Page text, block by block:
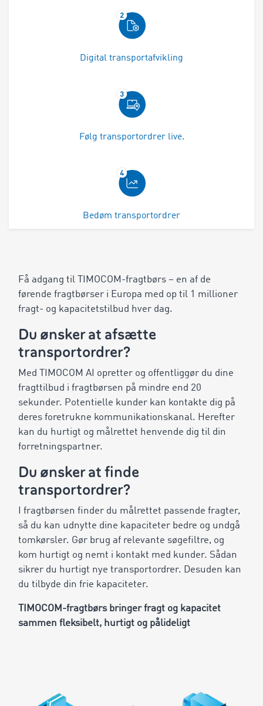
Digital transportafvikling
Følg transportordrer live.
Bedøm transportordrer
Få adgang til TIMOCOM-fragtbørs – en af de
førende fragtbørser i Europa med op til 1 millioner
fragt- og kapacitetstilbud hver dag.
Du ønsker at afsætte
transportordrer?
Med TIMOCOM AI opretter og offentliggør du dine
fragttilbud i fragtbørsen på mindre end 20
sekunder. Potentielle kunder kan kontakte dig på
deres foretrukne kommunikationskanal. Herefter
kan du hurtigt og målrettet henvende dig til din
forretningspartner.
Du ønsker at finde
transportordrer?
I fragtbørsen finder du målrettet passende fragter,
så du kan udnytte dine kapaciteter bedre og undgå
tomkørsler. Gør brug af relevante søgefiltre, og
kom hurtigt og nemt i kontakt med kunder. Sådan
sikrer du hurtigt nye transportordrer. Desuden kan
du tilbyde din frie kapaciteter.
TIMOCOM-fragtbørs bringer fragt og kapacitet
sammen fleksibelt, hurtigt og pålideligt